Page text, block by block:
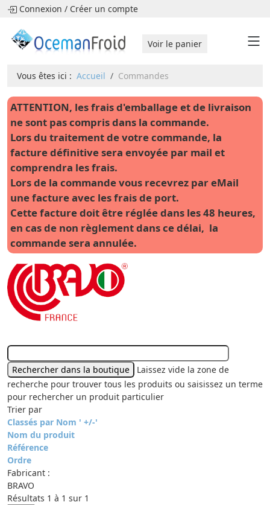
Connexion / Créer un compte
Voir le panier
Vous êtes ici : Accueil Commandes
ATTENTION, les frais d'emballage et de livraison
ne sont pas compris dans la commande.
Lors du traitement de votre commande, la
facture définitive sera envoyée par mail et
comprendra les frais.
Lors de la commande vous recevrez par eMail
une facture avec les frais de port.
Cette facture doit être réglée dans les 48 heures,
en cas de non règlement dans ce délai, la
commande sera annulée.
Laissez vide la zone de
recherche pour trouver tous les produits ou saisissez un terme
pour rechercher un produit particulier
Trier par
Classés par Nom ' +/-'
Nom du produit
Référence
Ordre
Fabricant :
BRAVO
Résultats 1 à 1 sur 1